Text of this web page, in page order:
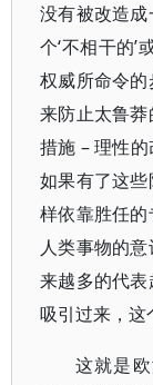
没有被改造
个‘不相干的’
权威所命令
来防止太鲁
措施 – 理性的
如果有了这
样依靠胜任
人类事物的
来越多的代
吸引过来，这
这就是